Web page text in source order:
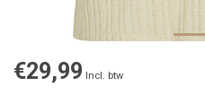
€29,99 Incl. btw